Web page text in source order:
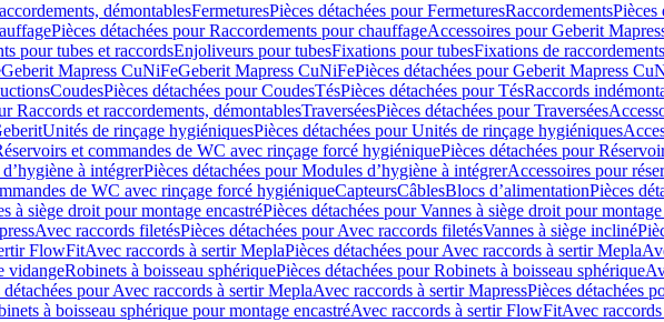
démontablesFermeturesPièces détachées pour FermeturesRaccordementsPièces
Pièces détachées pour Raccordements pour chauffageAccessoires pour Geberit
pour tubes et raccordsEnjoliveurs pour tubesFixations pour tubesFixations de raccordements
Geberit Mapress CuNiFeGeberit Mapress CuNiFePièces détachées pour Geberit Mapress
CoudesPièces détachées pour CoudesTésPièces détachées pour TésRaccords
Raccords et raccordements, démontablesTraverséesPièces détachées pour Traversées
Unités de rinçage hygiéniquesPièces détachées pour Unités de rinçage hygiéniques
et commandes de WC avec rinçage forcé hygiéniquePièces détachées pour
à intégrerPièces détachées pour Modules d’hygiène à intégrerAccessoires pour
de WC avec rinçage forcé hygiéniqueCapteursCâblesBlocs d’alimentationPièces
à siège droit pour montage encastréPièces détachées pour Vannes à siège droit pour
Avec raccords filetésPièces détachées pour Avec raccords filetésVannes à siège incliné
FlowFitAvec raccords à sertir MeplaPièces détachées pour Avec raccords à sertir Mepla
vidangeRobinets à boisseau sphériquePièces détachées pour Robinets à boisseau sphérique
détachées pour Avec raccords à sertir MeplaAvec raccords à sertir MapressPièces détachées
à boisseau sphérique pour montage encastréAvec raccords à sertir FlowFitAvec